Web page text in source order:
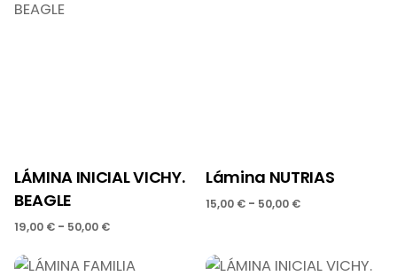
LÁMINA INICIAL VICHY.
BEAGLE
19,00 € - 50,00 €Rango
precios:
Lámina NUTRIAS
15,00 € - 50,00 €Rango
desde